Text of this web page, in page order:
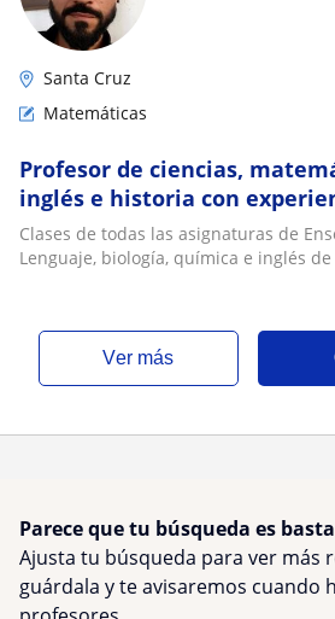
Santa Cruz
Matemáticas
Profesor de ciencias,
inglés e historia con
online para niños y adultos.
ciencias del Programa
Clases de todas las asignaturas de
Lenguaje, biología, química e inglés
ver más
Parece que tu búsqueda es
Ajusta tu búsqueda para ver más
guárdala y te avisaremos cuando